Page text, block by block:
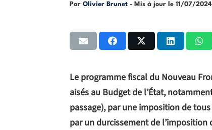
Par Olivier Brunet - Mis à jour le 11/07/2024
Le programme fiscal du Nouveau
aisés au Budget de l’État,
passage), par une imposition de
par un durcissement de l’imposition